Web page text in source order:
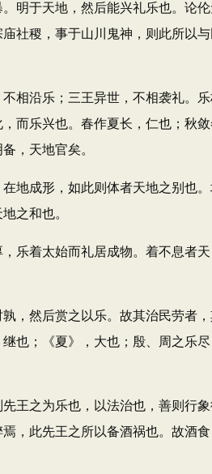
明于天地，然后能兴礼乐也。论
社稷，事于山川鬼神，则此所以与
相沿乐；三王异世，不相袭礼。乐
而乐兴也。春作夏长，仁也；秋敛
，天地官矣。
地成形，如此则体者天地之别也
之和也。
乐着太始而礼居成物。着不息者天
，然后赏之以乐。故其治民劳者
也；《夏》，大也；殷、周之乐尽
王之为乐也，以法治也，善则行
，此先王之所以备酒祸也。故酒食